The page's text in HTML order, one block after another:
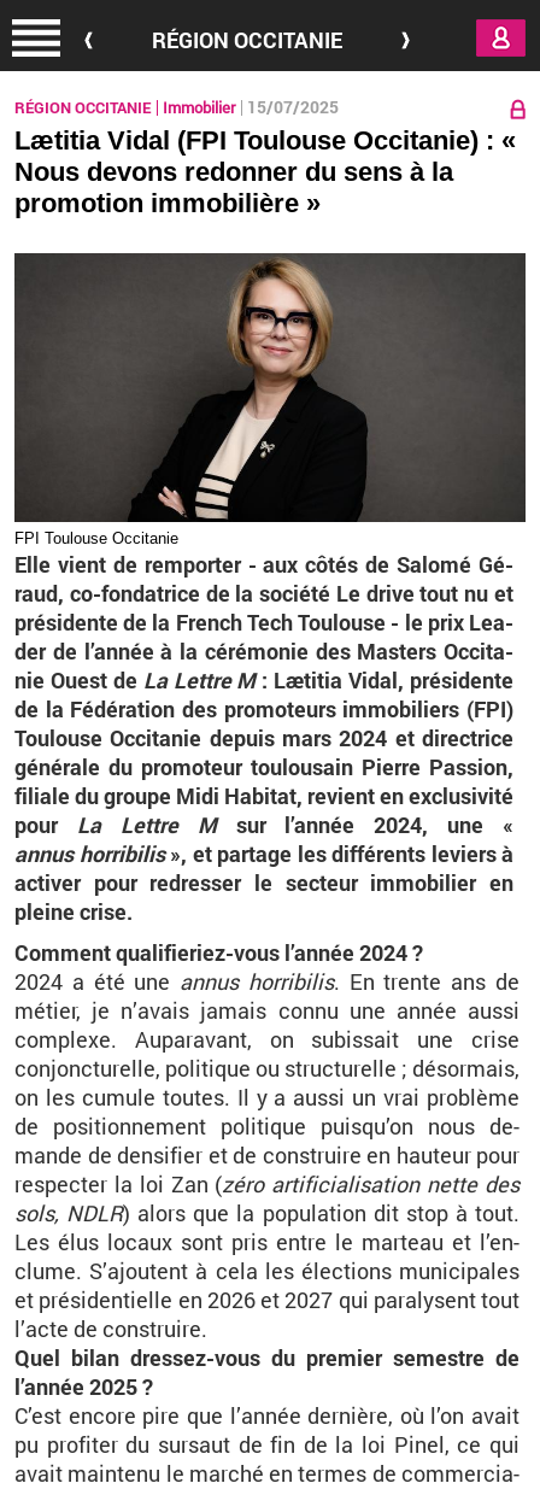
RÉGION OCCITANIE
RÉGION OCCITANIE Immobilier 15/07/2025
Lætitia Vidal (FPI Toulouse Occitanie) : «
Nous devons redonner du sens à la
promotion immobilière »
FPI Tou­louse Oc­ci­ta­nie
Elle vient de rem­por­ter - aux côtés deSa­lomé Gé­
raud, co-fon­da­trice de la so­ciété Le drive tout nu et
pré­si­dente de la French Tech Tou­louse - le prix Lea­
der de l’an­née à la cé­ré­mo­nie des Mas­ters Oc­ci­ta­
nie Ouest de La Lettre M: Lætitia Vidal, pré­si­dente
de la Fé­dé­ra­tion des pro­mo­teurs im­mo­bi­liers (FPI)
Tou­louse Oc­ci­ta­nie de­puis mars 2024 et di­rec­trice
gé­né­rale du pro­mo­teur tou­lou­sain Pierre Pas­sion,
fi­liale du groupe Midi Ha­bi­tat, re­vient en ex­clu­si­vité
pour La Lettre Msur l’an­née 2024, une «
annus hor­ri­bi­lis», et par­tage les dif­fé­rents le­viers à
ac­ti­ver pour re­dres­ser le sec­teur im­mo­bi­lier en
pleine crise.
Com­ment qua­li­fie­riez-vous l’an­née 2024 ?
2024 a été une annus hor­ri­bi­lis. En trente ans de
mé­tier, je n’avais ja­mais connu une année aussi
com­plexe. Au­pa­ra­vant, on su­bis­sait une crise
conjonc­tu­relle, po­li­tique ou struc­tu­relle ; dé­sor­mais,
on les cu­mule toutes. Il y a aussi un vrai pro­blème
de po­si­tion­ne­ment po­li­tique puis­qu’on nous de­
mande de den­si­fier et de construire en hau­teur pour
res­pec­ter la loi Zan (zéro ar­ti­fi­cia­li­sa­tion nette des
sols, NDLR) alors que la po­pu­la­tion dit stop à tout.
Les élus lo­caux sont pris entre le mar­teau et l’en­
clume. S’ajoutent à cela les élec­tions mu­ni­ci­pales
et pré­si­den­tielle en 2026 et 2027 qui pa­ra­lysent tout
l’acte de construire.
Quel bilan dres­sez-vous du pre­mier se­mestre de
l’an­née 2025 ?
C’est en­core pire que l’an­née der­nière, où l’on avait
pu pro­fi­ter du sur­saut de fin de la loi Pinel, ce qui
avait main­tenu le mar­ché en termes de com­mer­cia­